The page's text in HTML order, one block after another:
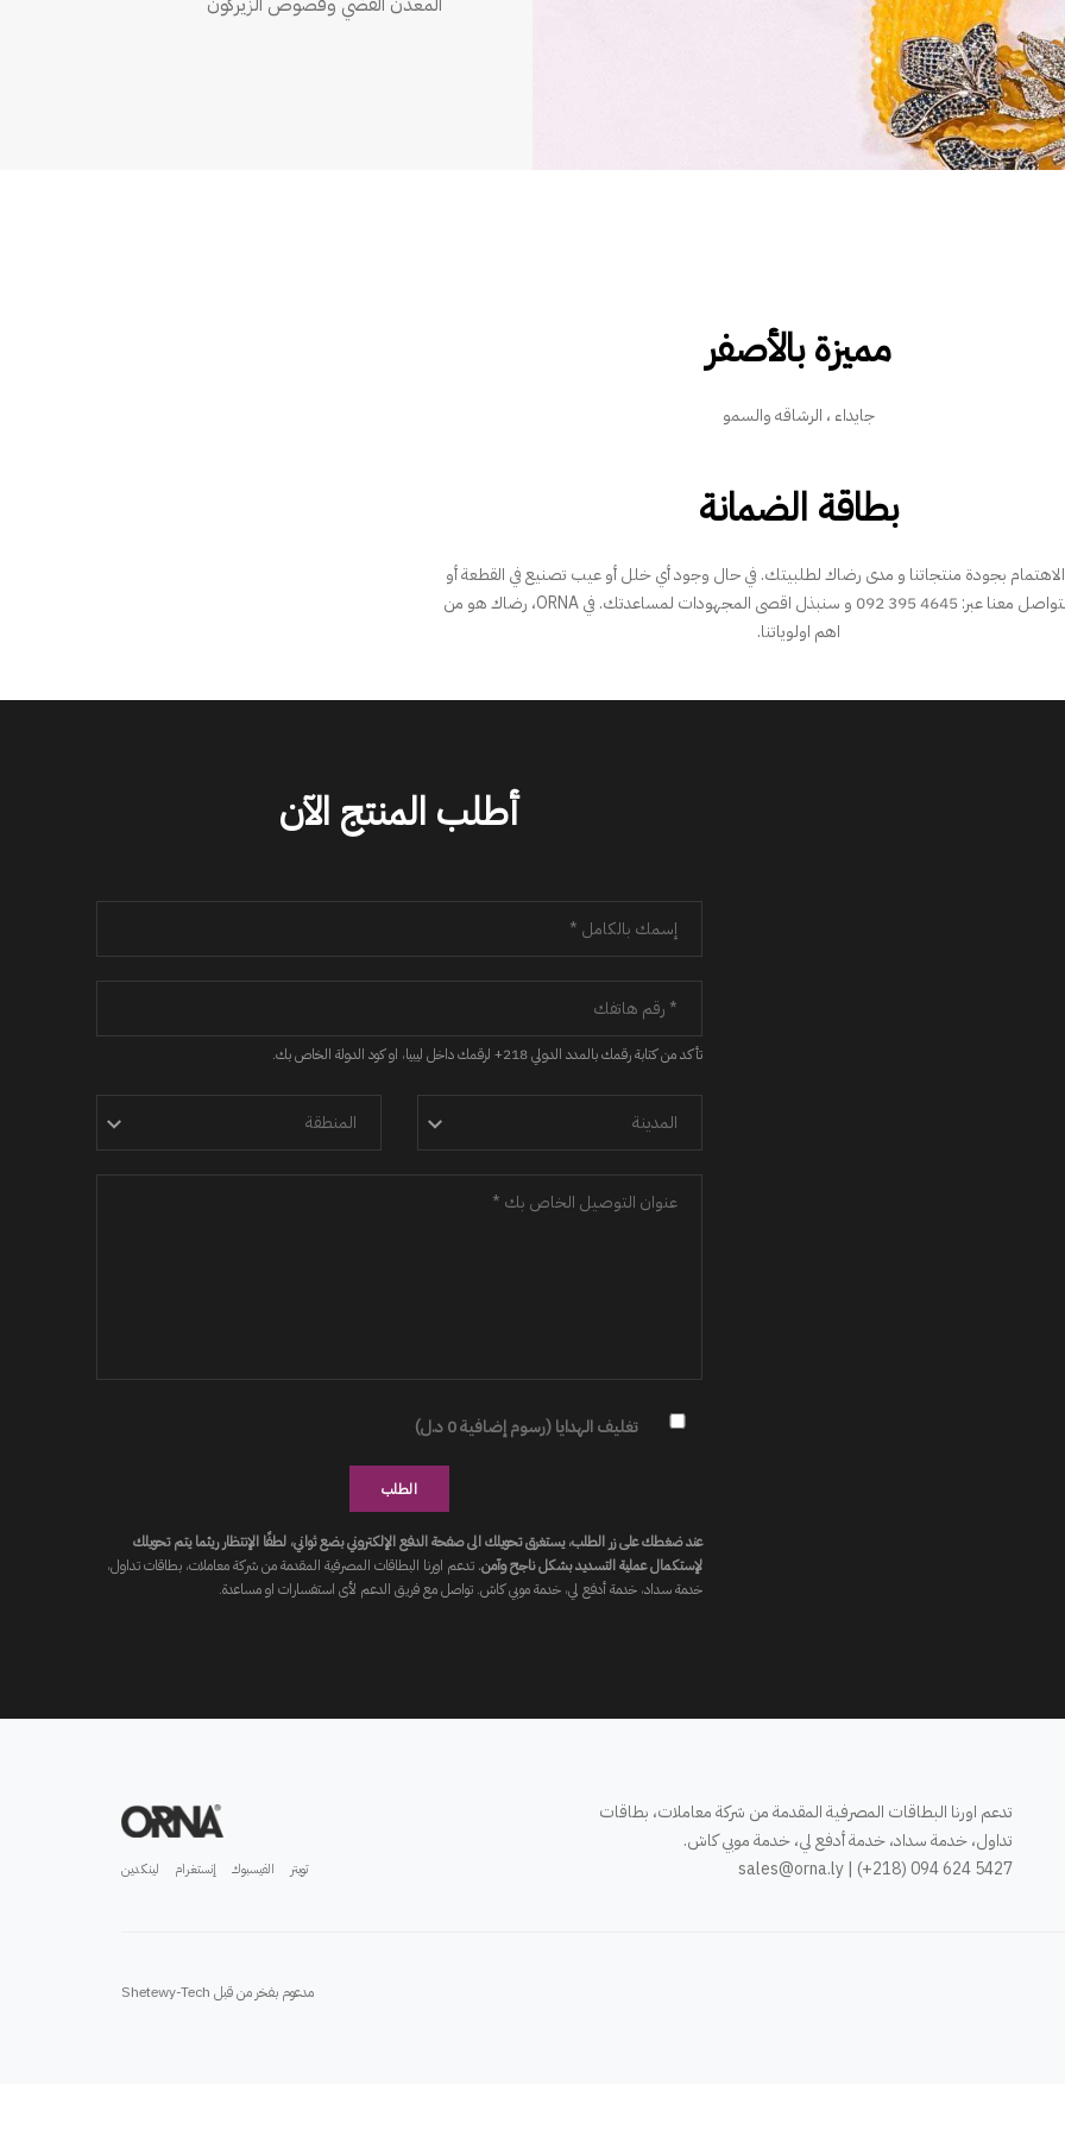
مميزة بالأصفر
جايداء ، الرشاقه والسمو
بطاقة الضمانة
بجودة منتجاتنا و مدى رضاك لطلبيتك. في حال وجود أي خلل أو عيب تصنيع في القطعة أو
شكوى، نرجو التواصل معنا عبر: 4645 395 092 و سنبذل اقصى المجهودات لمساعدتك. في ORNA، رضاك هو من
اهم اولوياتنا.
أطلب المنتج الآن
تأكد من كتابة رقمك بالمدد الدولي 218+ لرقمك داخل ليبيا، او كود الدولة الخاص بك.
تغليف الهدايا (رسوم إضافية 0 د.ل)
الطلب
عند ضغطك على زر الطلب، يستغرق تحويلك الى صفحة الدفع الإلكتروني بضع ثواني، لطفًا الإنتظار ريثما يتم تحويلك
لإستكمال عملية التسديد بشكل ناجح وآمن. تدعم اورنا البطاقات المصرفية المقدمة من شركة معاملات، بطاقات تداول،
خدمة سداد، خدمة أدفع لي، خدمة موبي كاش. تواصل مع فريق الدعم لأى استفسارات او مساعدة.
تدعم اورنا البطاقات المصرفية المقدمة من شركة معاملات، بطاقات
تداول، خدمة سداد، خدمة أدفع لي، خدمة موبي كاش.
sales@orna.ly| (+218) 094 624 5427 تويتر الفيسبوك إنستغرام لينكدين
مدعوم بفخر من قبل Shetewy-Tech